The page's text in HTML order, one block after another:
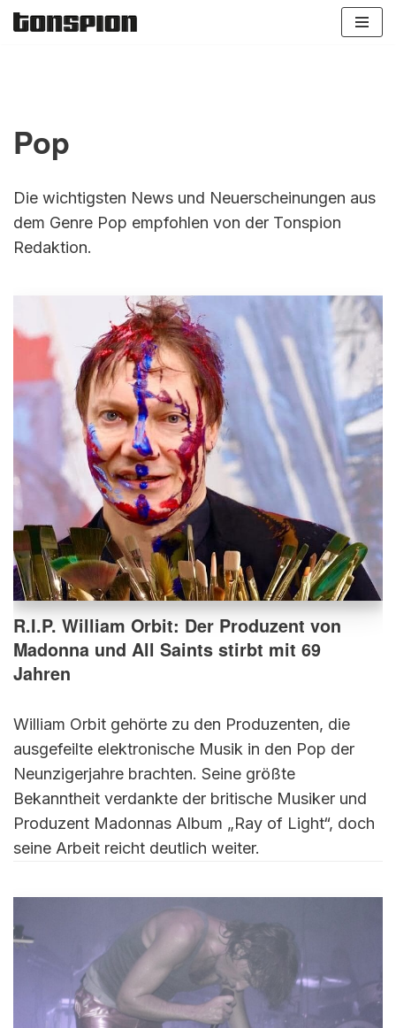
Pop
Die wichtigsten News und Neuerscheinungen aus
dem Genre Pop empfohlen von der Tonspion
Redaktion.
R.I.P. William Orbit: Der Produzent von
Madonna und All Saints stirbt mit 69
Jahren
William Orbit gehörte zu den Produzenten, die
ausgefeilte elektronische Musik in den Pop der
Neunzigerjahre brachten. Seine größte
Bekanntheit verdankte der britische Musiker und
Produzent Madonnas Album „Ray of Light“, doch
seine Arbeit reicht deutlich weiter.